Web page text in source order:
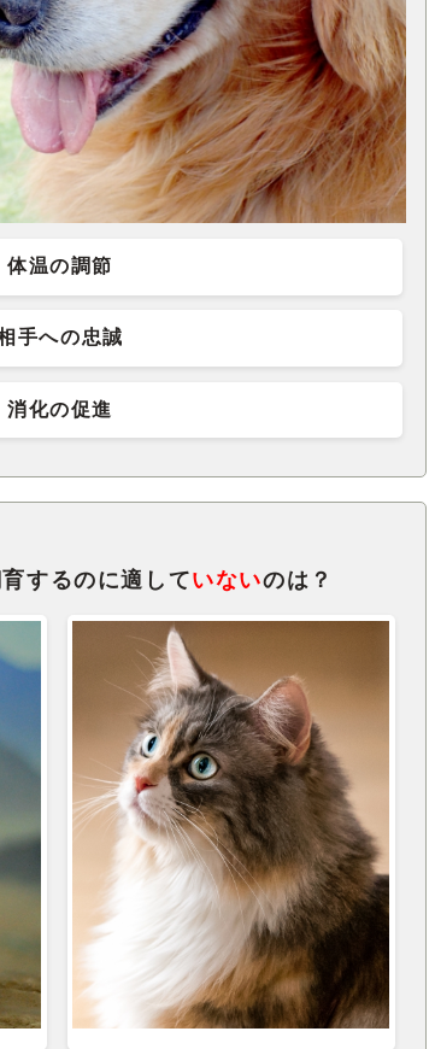
体温の調節
手への忠誠
消化の促進
するのに適していないのは？